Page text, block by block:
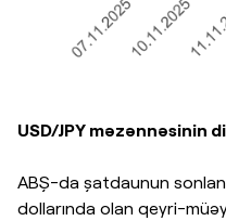
USD/JPY məzənnəsinin
ABŞ-da şatdaunun
dollarında olan qeyri-